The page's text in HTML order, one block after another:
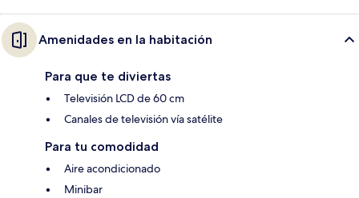
Amenidades en la habitación
Para que te diviertas
Televisión LCD de 60 cm
Canales de televisión vía satélite
Para tu comodidad
Aire acondicionado
Minibar